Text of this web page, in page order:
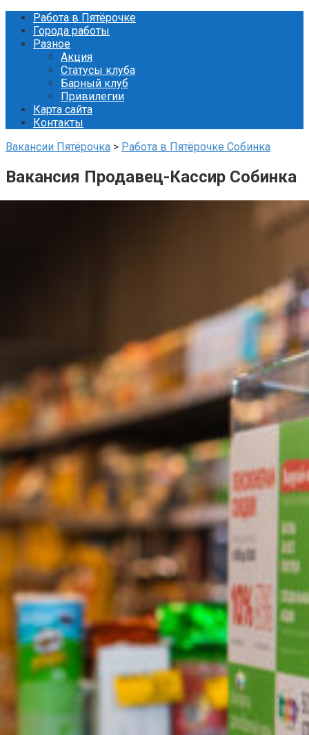
Перейти
контенту
Работа в Пятёрочке
Города работы
Разное
Акция
Статусы клуба
Барный клуб
Привилегии
Карта сайта
Контакты
Вакансии Пятёрочка > Работа в Пятёрочке Собинка
Вакансия Продавец-Кассир Собинка